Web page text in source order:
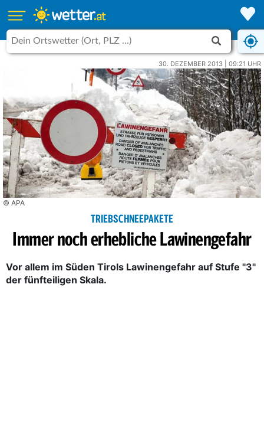
30. DEZEMBER 2013 | 09:21 UHR
© APA
TRIEBSCHNEEPAKETE
Immer noch erhebliche Lawinengefahr
Vor allem im Süden Tirols Lawinengefahr auf Stufe "3"
der fünfteiligen Skala.